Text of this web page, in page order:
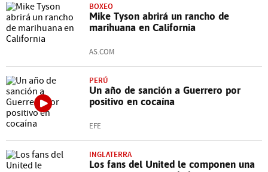
BOXEO
Mike Tyson abrirá un rancho de
marihuana en California
AS.COM
PERÚ
Un año de sanción a Guerrero por
positivo en cocaína
EFE
INGLATERRA
Los fans del United le componen una